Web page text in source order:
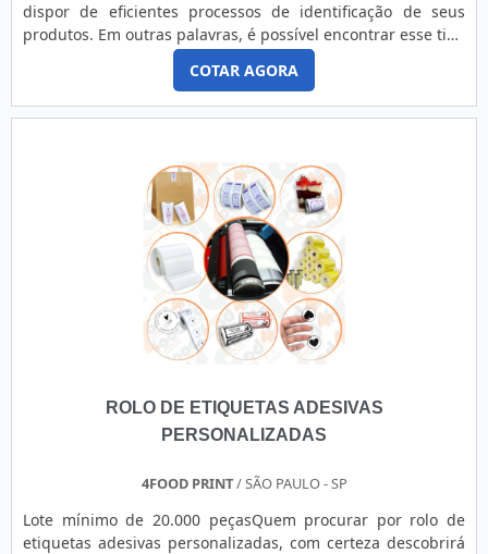
dispor de eficientes processos de identificação de seus
produtos. Em outras palavras, é possível encontrar esse tipo
de bobina em uma extensa gama de opções, tais como em
diferentes cores, materiais e tamanhos. AS PRINCIPAIS
VANTAGENS DA AQUISIÇÃOPodendo ainda conter
informações e o próprio logo da empresa fabricante e
COTAR AGORA
ROLO DE ETIQUETAS ADESIVAS
PERSONALIZADAS
4FOOD PRINT/ SÃO PAULO - SP
Lote mínimo de 20.000 peçasQuem procurar por rolo de
etiquetas adesivas personalizadas, com certeza descobrirá